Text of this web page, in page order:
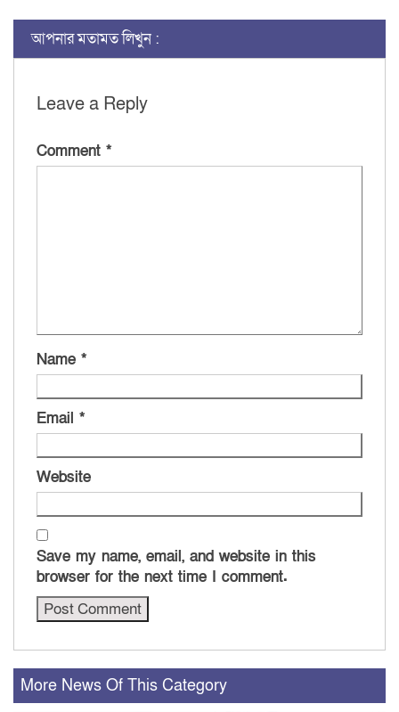
আপনার মতামত লিখুন :
Leave a Reply
Comment *
Name *
Email *
Website
Save my name, email, and website in this
browser for the next time I comment.
More News Of This Category